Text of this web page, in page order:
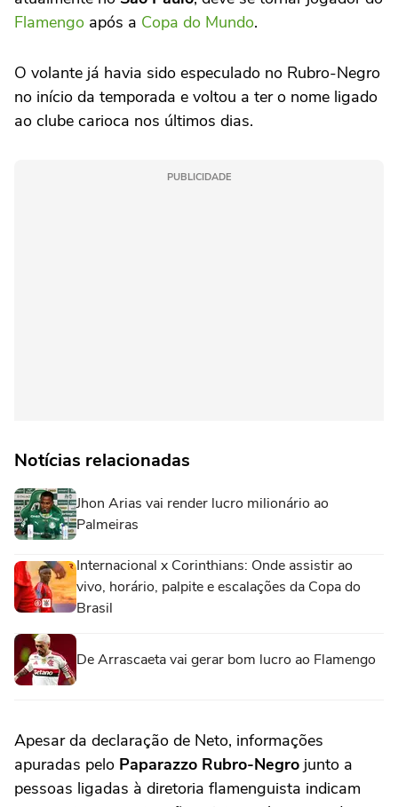
Flamengo após a Copa do Mundo.
O volante já havia sido especulado no Rubro-Negro
no início da temporada e voltou a ter o nome ligado
ao clube carioca nos últimos dias.
PUBLICIDADE
Notícias relacionadas
Jhon Arias vai render lucro milionário ao
Palmeiras
Internacional x Corinthians: Onde assistir ao
vivo, horário, palpite e escalações da Copa do
Brasil
De Arrascaeta vai gerar bom lucro ao Flamengo
Apesar da declaração de Neto, informações
apuradas pelo Paparazzo Rubro-Negro junto a
pessoas ligadas à diretoria flamenguista indicam